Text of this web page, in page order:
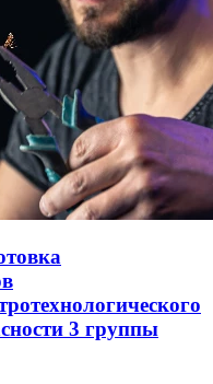
3 группы